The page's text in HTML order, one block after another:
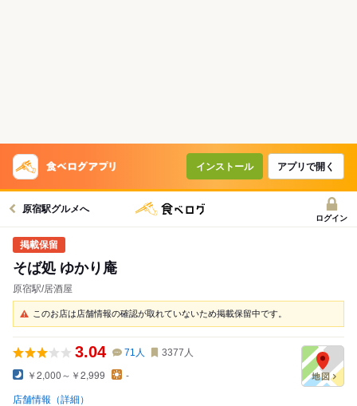
インストール アプリで開く
原宿駅グルメへ
ログイン
そば処 ゆかり庵
原宿駅/居酒屋
このお店は店舗情報の確認が取れていないため掲載保留中です。
3.04 71 人 3377 人
￥2,000～￥2,999 -
店舗情報（詳細）